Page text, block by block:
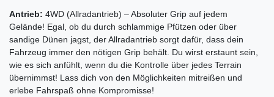
Antrieb: 4WD (Allradantrieb) – Absoluter Grip auf jedem
Gelände! Egal, ob du durch schlammige Pfützen oder über
sandige Dünen jagst, der Allradantrieb sorgt dafür, dass dein
Fahrzeug immer den nötigen Grip behält. Du wirst erstaunt sein,
wie es sich anfühlt, wenn du die Kontrolle über jedes Terrain
übernimmst! Lass dich von den Möglichkeiten mitreißen und
erlebe Fahrspaß ohne Kompromisse!